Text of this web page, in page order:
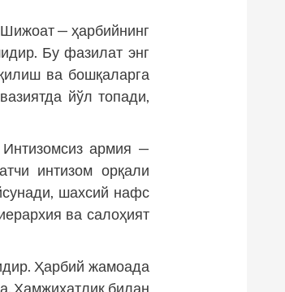
— ҳарбийнинг
Бу фазилат энг
ва бошқаларга
йўл топади,
армия —
интизом орқали
шахсий нафс
ва салоҳият
Ҳарбий жамоада
Ҳамжиҳатлик билан